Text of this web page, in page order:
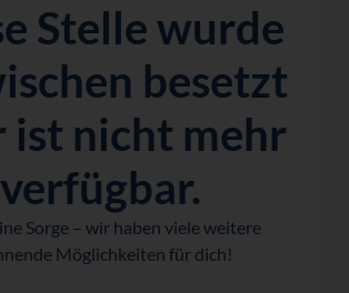
Stelle wurde
besetzt
ist nicht mehr
verfügbar.
Sorge – wir haben viele weitere
Möglichkeiten für dich!